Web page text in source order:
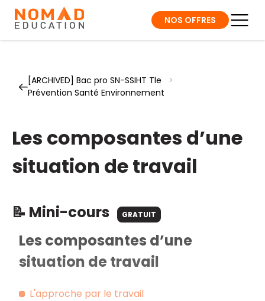
NOS OFFRES
[ARCHIVED] Bac pro SN-SSIHT Tle
>
Prévention Santé Environnement
Les composantes d’une
situation de travail
📝 Mini-cours GRATUIT
Les composantes d’une
situation de travail
L'approche par le travail